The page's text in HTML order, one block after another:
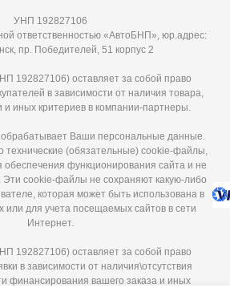
УНП 192827106
ответственностью «АвтоБНП», юр.адрес:
пр. Победителей, 51 корпус 2
192827106) оставляет за собой право
в зависимости от наличия товара,
и иных критериев в компании-партнеры.
Ваши персональные данные.
технические (обязательные) cookie-файлы,
обеспечения функционирования сайта и не
сookie-файлы не сохраняют какую-либо
которая может быть использована в
или для учета посещаемых сайтов в сети
Интернет.
192827106) оставляет за собой право
в зависимости от наличия\отсутствия
финансирования вашего заказа и иных